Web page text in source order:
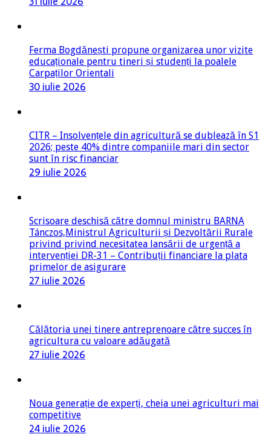
Ferma Bogdănești propune organizarea unor vizite
educaționale pentru tineri și studenți la poalele
Carpaților Orientali
30 iulie 2026
CITR – Insolvențele din agricultură se dublează în S1
2026; peste 40% dintre companiile mari din sector
sunt în risc financiar
29 iulie 2026
Scrisoare deschisă către domnul ministru BARNA
Tánczos,Ministrul Agriculturii și Dezvoltării Rurale
privind privind necesitatea lansării de urgență a
intervenției DR-31 – Contribuții financiare la plata
primelor de asigurare
27 iulie 2026
Călătoria unei tinere antreprenoare către succes în
agricultura cu valoare adăugată
27 iulie 2026
Noua generație de experți, cheia unei agriculturi mai
competitive
24 iulie 2026